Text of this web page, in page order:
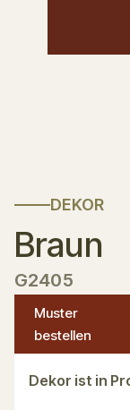
DEKOR
Braun
G2405
Muster
bestellen
Dekor ist in